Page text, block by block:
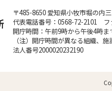
〒485-8650 愛知県小牧市堀の内
代表電話番号：0568-72-2101 フ
開庁時間：午前9時から午後4時
（注）開庁時間が異なる組織、施
法人番号2000020232190